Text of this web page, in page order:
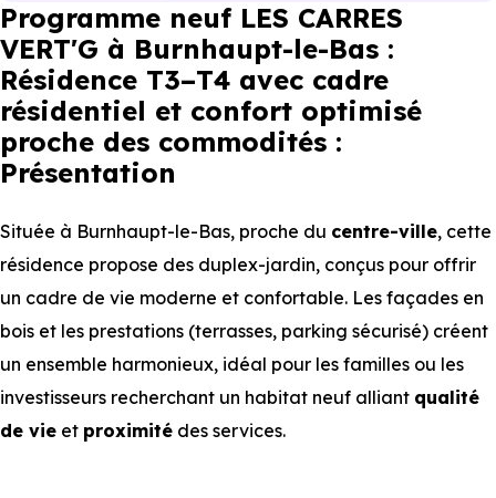
Programme neuf LES CARRES
VERT'G à Burnhaupt-le-Bas :
Résidence T3–T4 avec cadre
résidentiel et confort optimisé
proche des commodités :
Présentation
Située à Burnhaupt-le-Bas, proche du centre-ville, cette
résidence propose des duplex-jardin, conçus pour offrir
un cadre de vie moderne et confortable. Les façades en
bois et les prestations (terrasses, parking sécurisé) créent
un ensemble harmonieux, idéal pour les familles ou les
investisseurs recherchant un habitat neuf alliant qualité
de vie et proximité des services.